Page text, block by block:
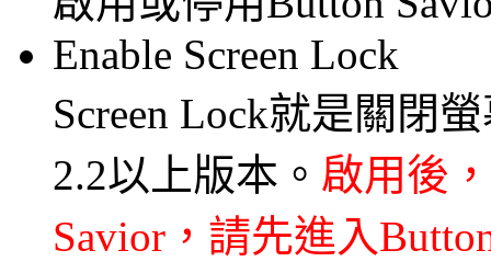
Enable Screen Lock
Screen Lock就是關閉
2.2以上版本。 啟用後
Savior，請先進入